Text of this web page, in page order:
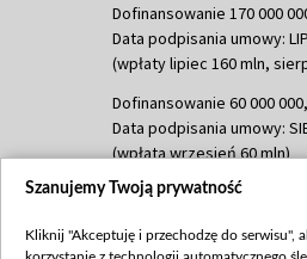
Dofinansowanie 170 000
Data podpisania umowy:
(wpłaty lipiec 160 mln,
Dofinansowanie 60 000
Data podpisania umowy:
(wpłata wrzesień 60 mln)
Dofinansowanie 635 783
(wpłata wrzesień 100 mln,
Szanujemy Twoją prywatność
Kliknij "Akceptuję i przechodzę do serwisu",